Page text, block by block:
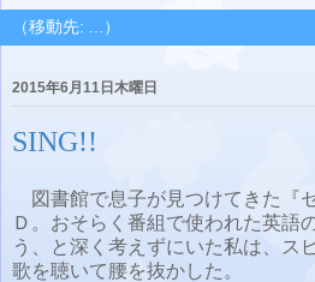
2015年6月11日木曜日
SING!!
図書館で息子が見つけてきた『
Ｄ。おそらく番組で使われた英語
う、と深く考えずにいた私は、ス
歌を聴いて腰を抜かした。